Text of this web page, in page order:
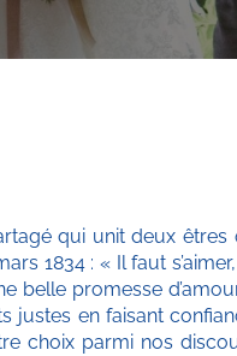
qui unit deux
1834 : « Il faut
belle promesse
justes en faisant
choix parmi nos